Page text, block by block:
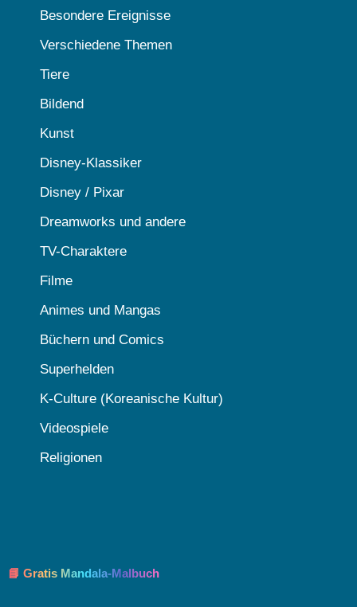
Besondere Ereignisse
Verschiedene Themen
Tiere
Bildend
Kunst
Disney-Klassiker
Disney / Pixar
Dreamworks und andere
TV-Charaktere
Filme
Animes und Mangas
Büchern und Comics
Superhelden
K-Culture (Koreanische Kultur)
Videospiele
Religionen
📘 Gratis Mandala-Malbuch